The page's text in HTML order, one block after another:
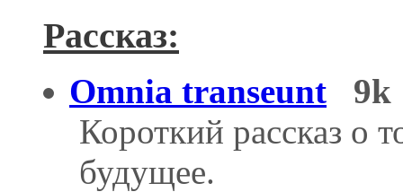
Рассказ:
Omnia transeunt
9k
Короткий рассказ о
будущее.